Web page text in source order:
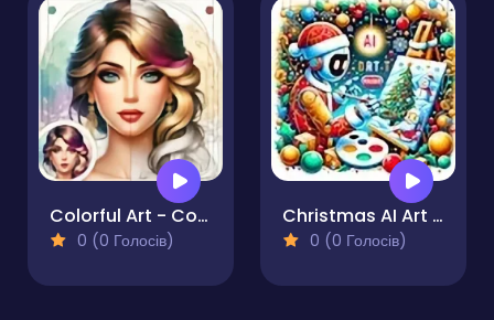
Colorful Art - Coloring Book
0 (0 Голосів)
Christmas AI Art Draw Paint
0 (0 Голосів)